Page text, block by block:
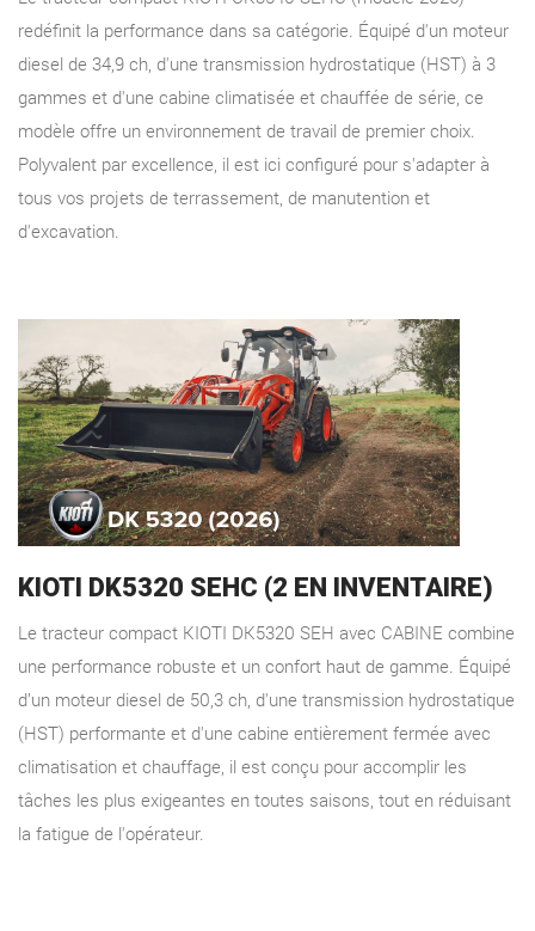
redéfinit la performance dans sa catégorie. Équipé d'un moteur
diesel de 34,9 ch, d'une transmission hydrostatique (HST) à 3
gammes et d'une cabine climatisée et chauffée de série, ce
modèle offre un environnement de travail de premier choix.
Polyvalent par excellence, il est ici configuré pour s'adapter à
tous vos projets de terrassement, de manutention et
d'excavation.
KIOTI DK5320 SEHC (2 EN INVENTAIRE)
Le tracteur compact KIOTI DK5320 SEH avec CABINE combine
une performance robuste et un confort haut de gamme. Équipé
d’un moteur diesel de 50,3 ch, d'une transmission hydrostatique
(HST) performante et d'une cabine entièrement fermée avec
climatisation et chauffage, il est conçu pour accomplir les
tâches les plus exigeantes en toutes saisons, tout en réduisant
la fatigue de l'opérateur.